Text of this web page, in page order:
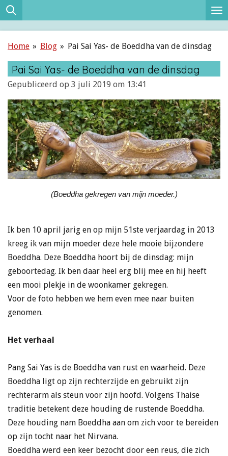
Ga
de
hoofdinhoud
Home » Blog » Pai Sai Yas- de Boeddha van de dinsdag
Pai Sai Yas- de Boeddha van de dinsdag
Gepubliceerd op 3 juli 2019 om 13:41
(Boeddha gekregen van mijn moeder.)
Ik ben 10 april jarig en op mijn 51ste verjaardag in 2013
kreeg ik van mijn moeder deze hele mooie bijzondere
Boeddha. Deze Boeddha hoort bij de dinsdag: mijn
geboortedag. Ik ben daar heel erg blij mee en hij heeft
een mooi plekje in de woonkamer gekregen.
Voor de foto hebben we hem even mee naar buiten
genomen.
Het verhaal
Pang Sai Yas is de Boeddha van rust en waarheid. Deze
Boeddha ligt op zijn rechterzijde en gebruikt zijn
rechterarm als steun voor zijn hoofd. Volgens Thaise
traditie betekent deze houding de rustende Boeddha.
Deze houding nam Boeddha aan om zich voor te bereiden
op zijn tocht naar het Nirvana.
Boeddha werd een keer bezocht door een reus, die zich